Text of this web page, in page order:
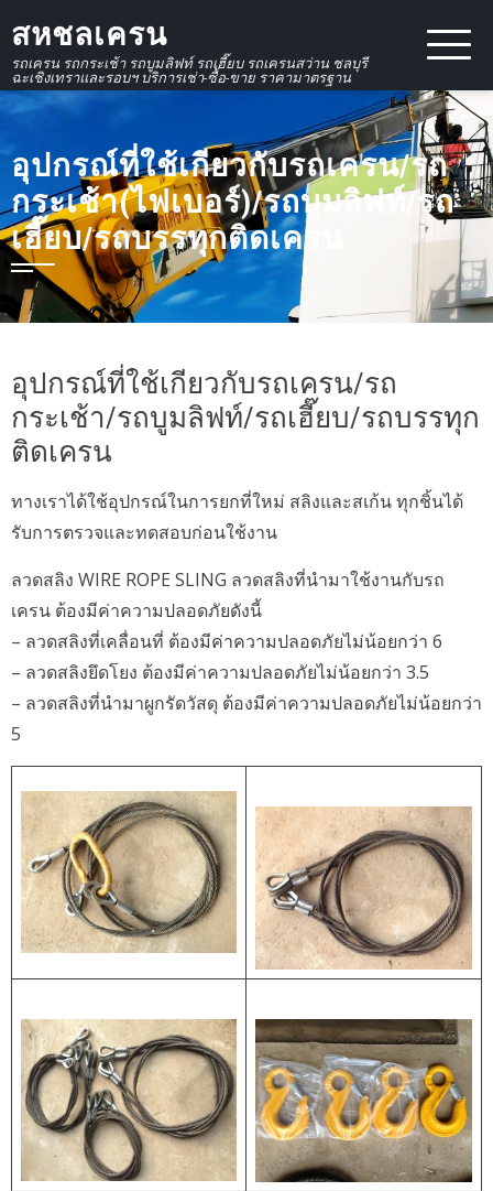
to
content
สหชลเครน
รถเครน รถกระเช้า รถบูมลิฟท์ รถเฮี๊ยบ รถเครนสว่าน ชลบุรี
ฉะเชิงเทราและรอบฯ บริการเช่า-ซื้อ-ขาย ราคามาตรฐาน
อุปกรณ์ที่ใช้เกียวกับรถเครน/รถ
กระเช้า(ไฟเบอร์)/รถบูมลิฟท์/รถ
เฮี๊ยบ/รถบรรทุกติดเครน
อุปกรณ์ที่ใช้เกียวกับรถเครน/รถ
กระเช้า/รถบูมลิฟท์/รถเฮี๊ยบ/รถบรรทุก
ติดเครน
ทางเราได้ใช้อุปกรณ์ในการยกที่ใหม่ สลิงและสเก้น ทุกชิ้นได้
รับการตรวจและทดสอบก่อนใช้งาน
ลวดสลิง WIRE ROPE SLING ลวดสลิงที่นำมาใช้งานกับรถ
เครน ต้องมีค่าความปลอดภัยดังนี้
– ลวดสลิงที่เคลื่อนที่ ต้องมีค่าความปลอดภัยไม่น้อยกว่า 6
– ลวดสลิงยึดโยง ต้องมีค่าความปลอดภัยไม่น้อยกว่า 3.5
– ลวดสลิงที่นำมาผูกรัดวัสดุ ต้องมีค่าความปลอดภัยไม่น้อยกว่า
5